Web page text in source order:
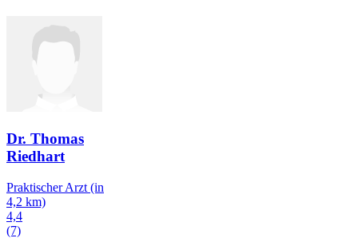
Dr. Thomas
Riedhart
Praktischer Arzt (in
4,2 km)
4,4
(7)